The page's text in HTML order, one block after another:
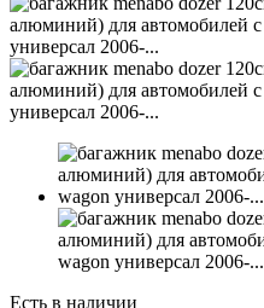
Есть в наличии